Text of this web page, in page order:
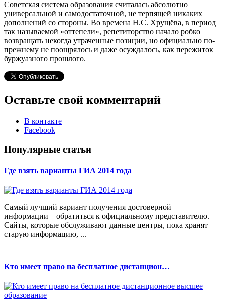
Советская система образования считалась абсолютно
универсальной и самодостаточной, не терпящей никаких
дополнений со стороны. Во времена Н.С. Хрущёва, в период
так называемой «оттепели», репетиторство начало робко
возвращать некогда утраченные позиции, но официально по-
прежнему не поощрялось и даже осуждалось, как пережиток
буржуазного прошлого.
Оставьте свой комментарий
В контакте
Facebook
Популярные статьи
Где взять варианты ГИА 2014 года
Самый лучший вариант получения достоверной
информации – обратиться к официальному представителю.
Сайты, которые обслуживают данные центры, пока хранят
старую информацию, ...
Кто имеет право на бесплатное дистанцион…